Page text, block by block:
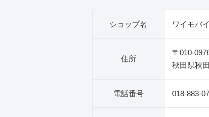
ショップ名 ワイモバ
住所
〒010-
秋田県秋
電話番号 018-883-